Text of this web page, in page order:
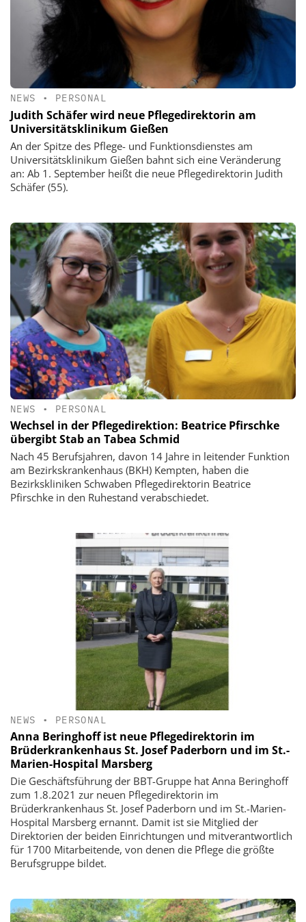
NEWS • PERSONAL
Judith Schäfer wird neue Pflegedirektorin am
Universitätsklinikum Gießen
An der Spitze des Pflege- und Funktionsdienstes am
Universitätsklinikum Gießen bahnt sich eine Veränderung
an: Ab 1. September heißt die neue Pflegedirektorin Judith
Schäfer (55).
NEWS • PERSONAL
Wechsel in der Pflegedirektion: Beatrice Pfirschke
übergibt Stab an Tabea Schmid
Nach 45 Berufsjahren, davon 14 Jahre in leitender Funktion
am Bezirkskrankenhaus (BKH) Kempten, haben die
Bezirkskliniken Schwaben Pflegedirektorin Beatrice
Pfirschke in den Ruhestand verabschiedet.
NEWS • PERSONAL
Anna Beringhoff ist neue Pflegedirektorin im
Brüderkrankenhaus St. Josef Paderborn und im St.-
Marien-Hospital Marsberg
Die Geschäftsführung der BBT-Gruppe hat Anna Beringhoff
zum 1.8.2021 zur neuen Pflegedirektorin im
Brüderkrankenhaus St. Josef Paderborn und im St.-Marien-
Hospital Marsberg ernannt. Damit ist sie Mitglied der
Direktorien der beiden Einrichtungen und mitverantwortlich
für 1700 Mitarbeitende, von denen die Pflege die größte
Berufsgruppe bildet.